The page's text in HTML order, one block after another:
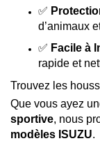
✅
d’animaux
✅ Facile à
rapide et
Trouvez les
Que vous ayez
sportive, nous
modèles ISUZU.